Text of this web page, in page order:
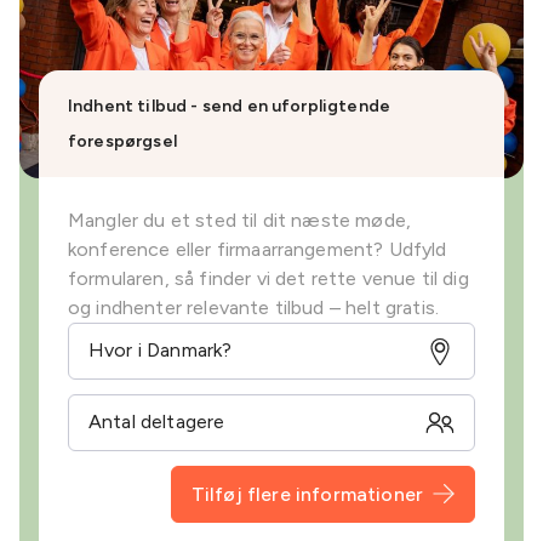
Indhent tilbud - send en uforpligtende
forespørgsel
Mangler du et sted til dit næste møde,
konference eller firmaarrangement? Udfyld
formularen, så finder vi det rette venue til dig
og indhenter relevante tilbud – helt gratis.
Tilføj flere informationer